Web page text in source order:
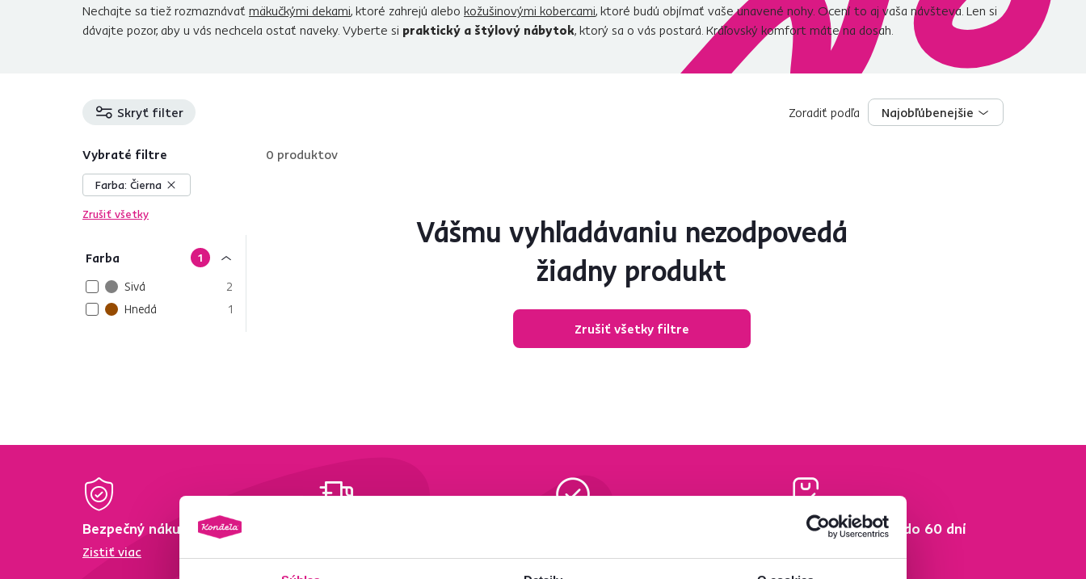
Nechajte sa tiež rozmaznávať mäkučkými dekami, ktoré zahrejú alebo kožušinovými kobercami, ktoré budú objímať vaše unavené nohy. Ocení to aj vaša návšteva. Len si
dávajte pozor, aby u vás nechcela ostať naveky. Vyberte si praktický a štýlový nábytok, ktorý sa o vás postará. Kráľovský komfort máte na dosah.
Skryť filter Najobľúbenejšie
Zoradiť podľa Najobľúbenejšie
Vybraté filtre
Farba: Čierna
Zrušiť všetky
Farba 1
Sivá
2
Hnedá
1
0 produktov
Vášmu vyhľadávaniu nezodpovedá
žiadny produkt
Zrušiť všetky filtre
Bezpečný nákup
Zistiť viac
Vrátenie tovaru do 60 dní